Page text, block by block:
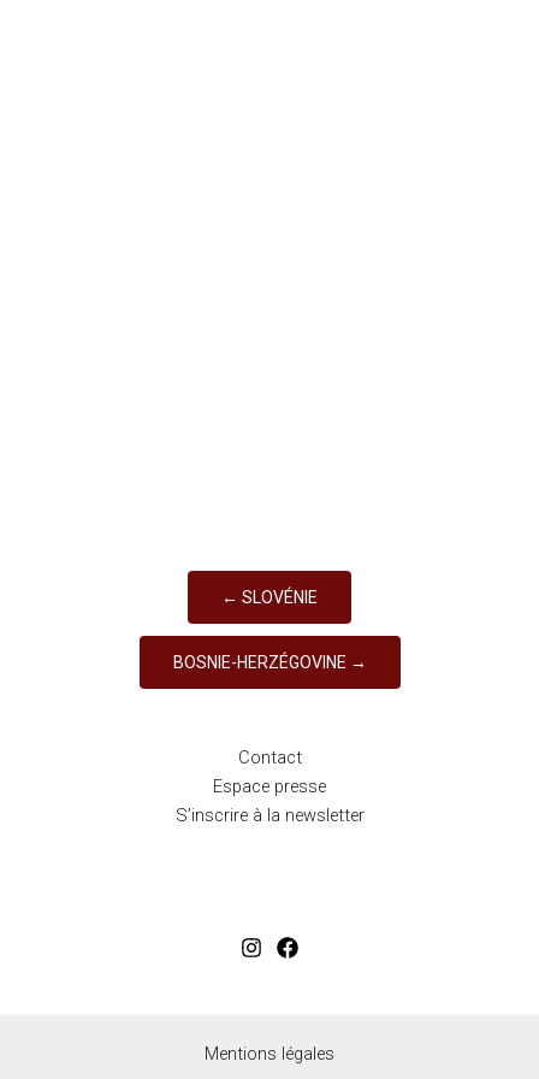
← SLOVÉNIE
BOSNIE-HERZÉGOVINE →
Contact
Espace presse
S’inscrire à la newsletter
Mentions légales